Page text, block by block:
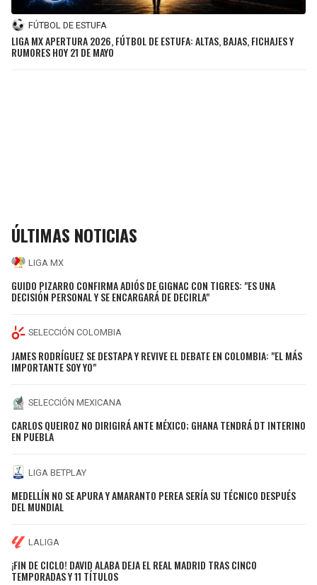
FÚTBOL DE ESTUFA
LIGA MX APERTURA 2026, FÚTBOL DE ESTUFA: ALTAS, BAJAS, FICHAJES Y
RUMORES HOY 21 DE MAYO
ÚLTIMAS NOTICIAS
LIGA MX
GUIDO PIZARRO CONFIRMA ADIÓS DE GIGNAC CON TIGRES: "ES UNA
DECISIÓN PERSONAL Y SE ENCARGARÁ DE DECIRLA"
SELECCIÓN COLOMBIA
JAMES RODRÍGUEZ SE DESTAPA Y REVIVE EL DEBATE EN COLOMBIA: "EL MÁS
IMPORTANTE SOY YO"
SELECCIÓN MEXICANA
CARLOS QUEIROZ NO DIRIGIRÁ ANTE MÉXICO; GHANA TENDRÁ DT INTERINO
EN PUEBLA
LIGA BETPLAY
MEDELLÍN NO SE APURA Y AMARANTO PEREA SERÍA SU TÉCNICO DESPUÉS
DEL MUNDIAL
LALIGA
¡FIN DE CICLO! DAVID ALABA DEJA EL REAL MADRID TRAS CINCO
TEMPORADAS Y 11 TÍTULOS